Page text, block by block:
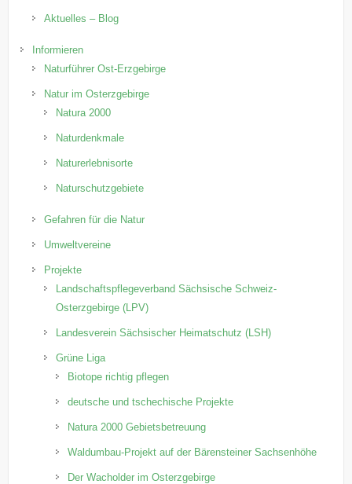
Aktuelles – Blog
Informieren
Naturführer Ost-Erzgebirge
Natur im Osterzgebirge
Natura 2000
Naturdenkmale
Naturerlebnisorte
Naturschutzgebiete
Gefahren für die Natur
Umweltvereine
Projekte
Landschaftspflegeverband Sächsische Schweiz-
Osterzgebirge (LPV)
Landesverein Sächsischer Heimatschutz (LSH)
Grüne Liga
Biotope richtig pflegen
deutsche und tschechische Projekte
Natura 2000 Gebietsbetreuung
Waldumbau-Projekt auf der Bärensteiner Sachsenhöhe
Der Wacholder im Osterzgebirge